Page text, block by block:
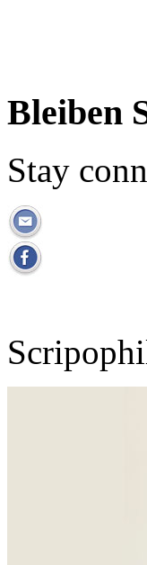
Bleiben
Stay